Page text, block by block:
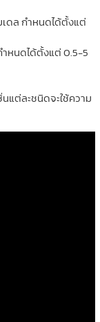
ดล กำหนดได้ตั้งแต่
หนดได้ตั้งแต่ 0.5-5
แต่ละชนิดจะใช้ความ